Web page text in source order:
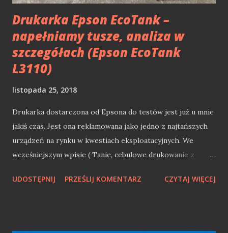
Compact Framework. Jeg...
Drukarka Epson EcoTank –
napełniamy tusze, analiza w
szczegółach (Epson EcoTank
L3110)
listopada 25, 2018
Drukarka dostarczona od Epsona do testów jest już u mnie
jakiś czas. Jest ona reklamowana jako jedno z najtańszych
urządzeń na rynku w kwestiach eksploatacyjnych. We
wcześniejszym wpisie ( Tanie, cebulowe drukowanie z
odnośnie samej drukarki. Dziś przyszedł czas na trochę
UDOSTĘPNIJ PRZEŚLIJ KOMENTARZ CZYTAJ WIĘCEJ